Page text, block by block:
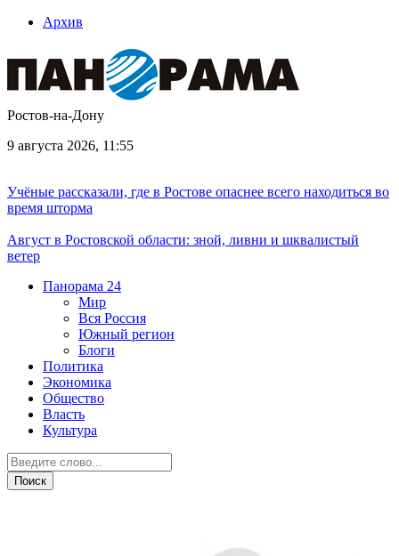
Архив
Ростов-на-Дону
9 августа 2026, 11:55
Учёные рассказали, где в Ростове опаснее всего находиться во
время шторма
Август в Ростовской области: зной, ливни и шквалистый
ветер
Панорама 24
Мир
Вся Россия
Южный регион
Блоги
Политика
Экономика
Общество
Власть
Культура